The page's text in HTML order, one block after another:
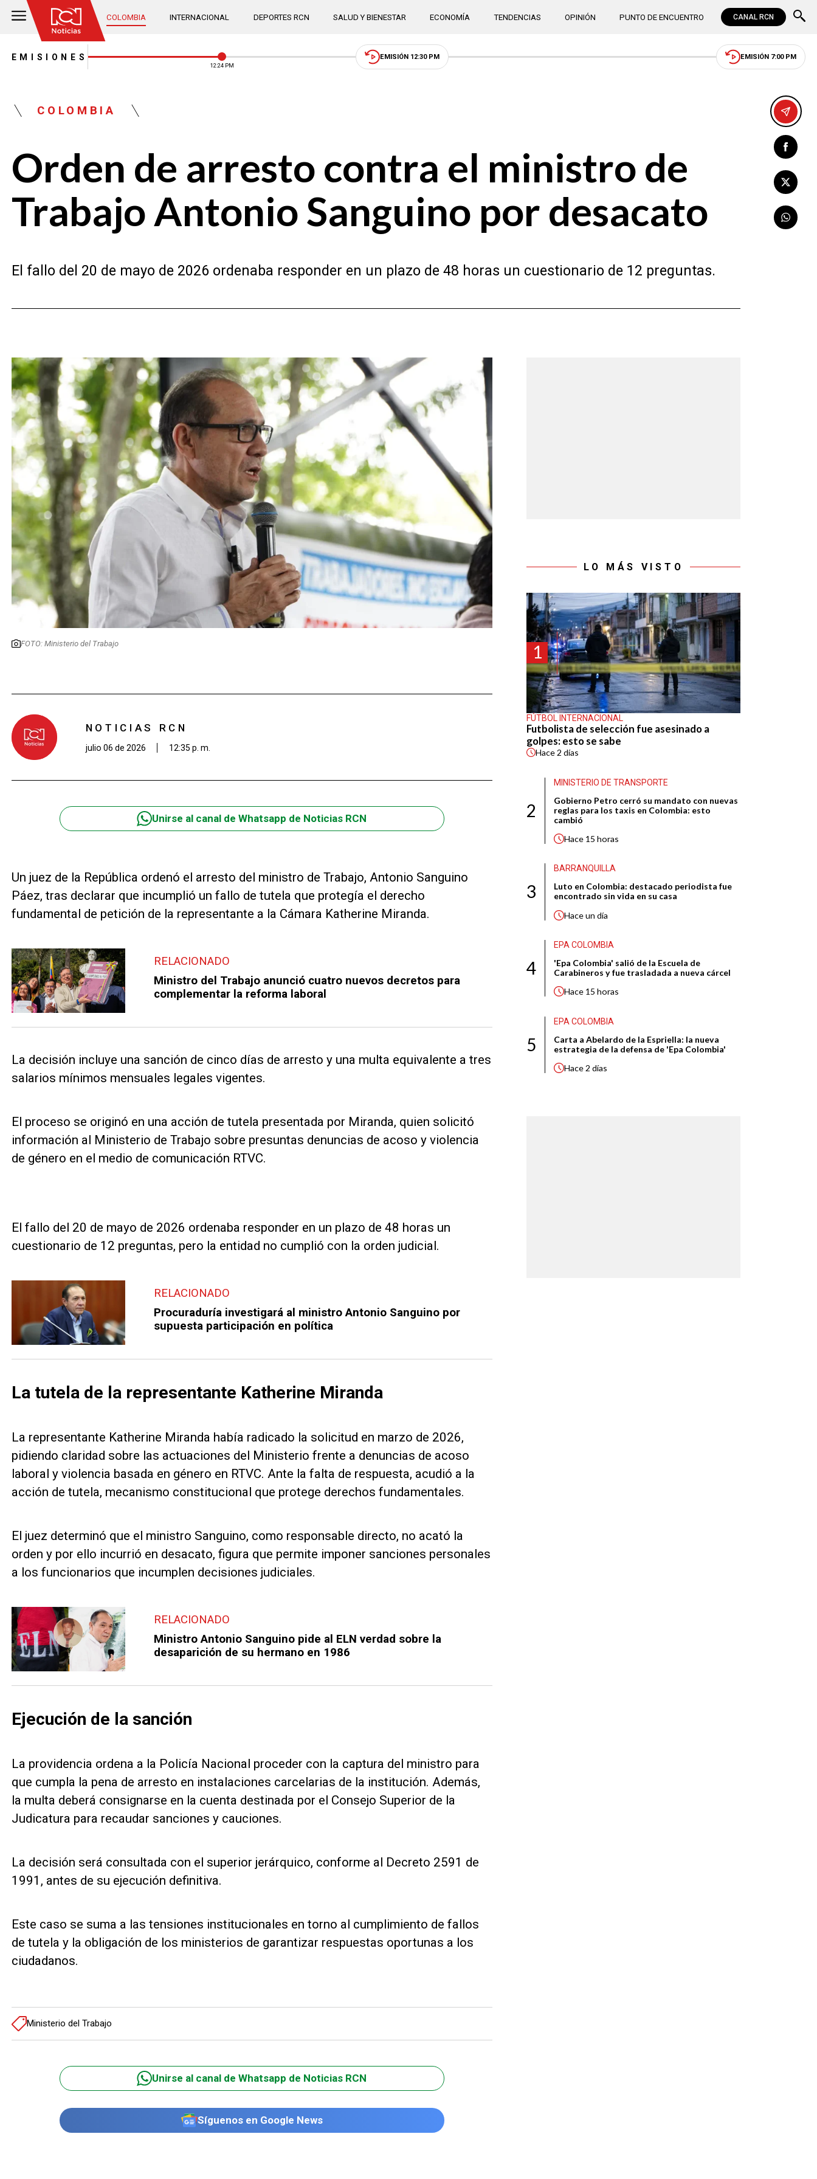
COLOMBIA INTERNACIONAL DEPORTES RCN SALUD Y BIENESTAR ECONOMÍA TENDENCIAS OPINIÓN PUNTO DE ENCUENTRO CANAL RCN
EMISIONES
12:24 PM
EMISIÓN 12:30 PM EMISIÓN 7:00 PM
COLOMBIA
Orden de arresto contra el ministro de
Trabajo Antonio Sanguino por desacato
El fallo del 20 de mayo de 2026 ordenaba responder en un plazo de 48 horas un cuestionario de 12 preguntas.
FOTO: Ministerio del Trabajo
NOTICIAS RCN
julio 06 de 2026 12:35 p. m.
Unirse al canal de Whatsapp de Noticias RCN
Un juez de la República ordenó el arresto del ministro de Trabajo, Antonio Sanguino
Páez, tras declarar que incumplió un fallo de tutela que protegía el derecho
fundamental de petición de la representante a la Cámara Katherine Miranda.
RELACIONADO
Ministro del Trabajo anunció cuatro nuevos decretos para
complementar la reforma laboral
La decisión incluye una sanción de cinco días de arresto y una multa equivalente a tres
salarios mínimos mensuales legales vigentes.
El proceso se originó en una acción de tutela presentada por Miranda, quien solicitó
información al Ministerio de Trabajo sobre presuntas denuncias de acoso y violencia
de género en el medio de comunicación RTVC.
El fallo del 20 de mayo de 2026 ordenaba responder en un plazo de 48 horas un
cuestionario de 12 preguntas, pero la entidad no cumplió con la orden judicial.
RELACIONADO
Procuraduría investigará al ministro Antonio Sanguino por
supuesta participación en política
La tutela de la representante Katherine Miranda
La representante Katherine Miranda había radicado la solicitud en marzo de 2026,
pidiendo claridad sobre las actuaciones del Ministerio frente a denuncias de acoso
laboral y violencia basada en género en RTVC. Ante la falta de respuesta, acudió a la
acción de tutela, mecanismo constitucional que protege derechos fundamentales.
El juez determinó que el ministro Sanguino, como responsable directo, no acató la
orden y por ello incurrió en desacato, figura que permite imponer sanciones personales
a los funcionarios que incumplen decisiones judiciales.
RELACIONADO
Ministro Antonio Sanguino pide al ELN verdad sobre la
desaparición de su hermano en 1986
Ejecución de la sanción
La providencia ordena a la Policía Nacional proceder con la captura del ministro para
que cumpla la pena de arresto en instalaciones carcelarias de la institución. Además,
la multa deberá consignarse en la cuenta destinada por el Consejo Superior de la
Judicatura para recaudar sanciones y cauciones.
La decisión será consultada con el superior jerárquico, conforme al Decreto 2591 de
1991, antes de su ejecución definitiva.
Este caso se suma a las tensiones institucionales en torno al cumplimiento de fallos
de tutela y la obligación de los ministerios de garantizar respuestas oportunas a los
ciudadanos.
Ministerio del Trabajo
Unirse al canal de Whatsapp de Noticias RCN
Síguenos en Google News
LO MÁS VISTO
1
FÚTBOL INTERNACIONAL
Futbolista de selección fue asesinado a
golpes: esto se sabe
Hace2 días
2
MINISTERIO DE TRANSPORTE
Gobierno Petro cerró su mandato con nuevas
reglas para los taxis en Colombia: esto
cambió
Hace 15 horas
3
BARRANQUILLA
Luto en Colombia: destacado periodista fue
encontrado sin vida en su casa
Haceun día
4
EPA COLOMBIA
'Epa Colombia' salió de la Escuela de
Carabineros y fue trasladada a nueva cárcel
Hace 15 horas
5
EPA COLOMBIA
Carta a Abelardo de la Espriella: la nueva
estrategia de la defensa de 'Epa Colombia'
Hace2 días